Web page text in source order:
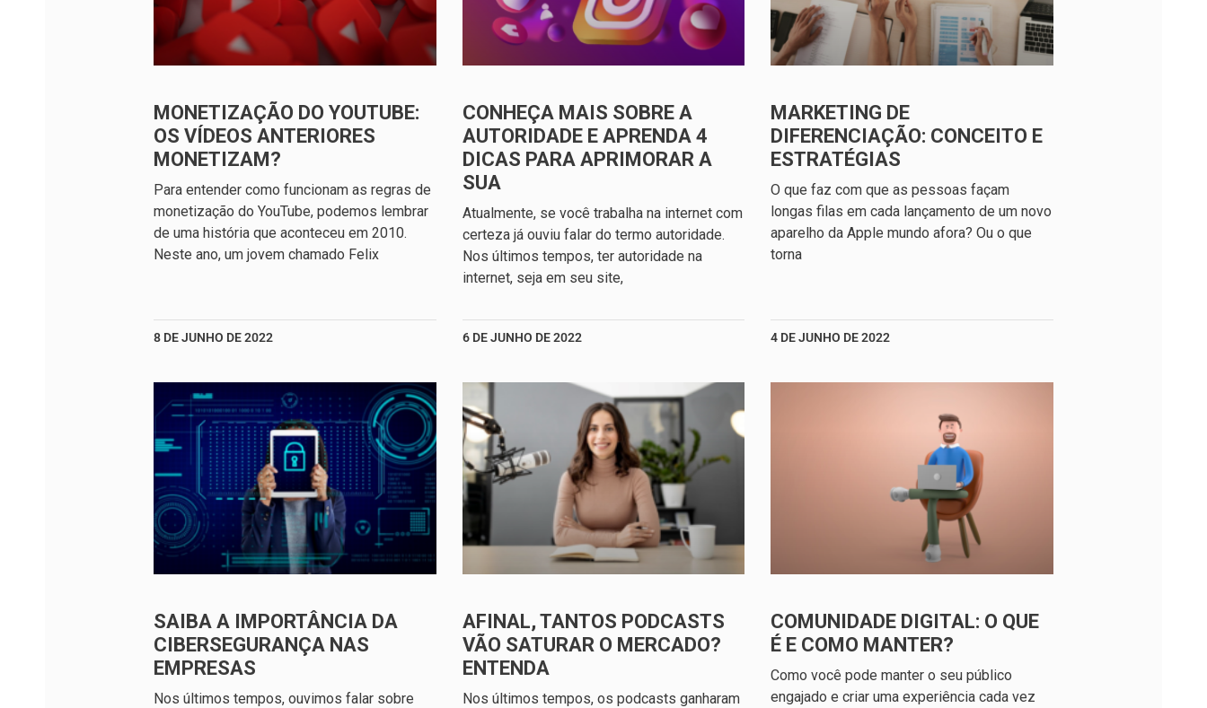
MONETIZAÇÃO DO YOUTUBE:
OS VÍDEOS ANTERIORES
MONETIZAM?
Para entender como funcionam as regras de
monetização do YouTube, podemos lembrar
de uma história que aconteceu em 2010.
Neste ano, um jovem chamado Felix
8 DE JUNHO DE 2022
CONHEÇA MAIS SOBRE A
AUTORIDADE E APRENDA 4
DICAS PARA APRIMORAR A
SUA
Atualmente, se você trabalha na internet com
certeza já ouviu falar do termo autoridade.
Nos últimos tempos, ter autoridade na
internet, seja em seu site,
6 DE JUNHO DE 2022
MARKETING DE
DIFERENCIAÇÃO: CONCEITO E
ESTRATÉGIAS
O que faz com que as pessoas façam
longas filas em cada lançamento de um novo
aparelho da Apple mundo afora? Ou o que
torna
4 DE JUNHO DE 2022
SAIBA A IMPORTÂNCIA DA
CIBERSEGURANÇA NAS
EMPRESAS
Nos últimos tempos, ouvimos falar sobre
AFINAL, TANTOS PODCASTS
VÃO SATURAR O MERCADO?
ENTENDA
Nos últimos tempos, os podcasts ganharam
COMUNIDADE DIGITAL: O QUE
É E COMO MANTER?
Como você pode manter o seu público
engajado e criar uma experiência cada vez